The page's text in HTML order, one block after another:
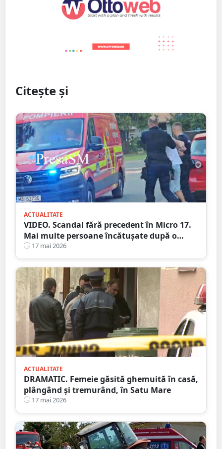
Citește și
ACTUALITATE
VIDEO. Scandal fără precedent în Micro 17.
Mai multe persoane încătușate după o
bătaie izbucnită pe stradă
17 mai 2026
ACTUALITATE
DRAMATIC. Femeie găsită ghemuită în casă,
plângând și tremurând, în Satu Mare
17 mai 2026